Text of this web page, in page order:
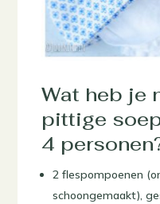
Wat heb je
pittige
4
2 flespompoenen
schoongemaakt),